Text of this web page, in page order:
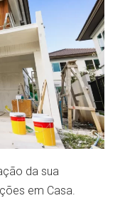
da sua
em Casa.